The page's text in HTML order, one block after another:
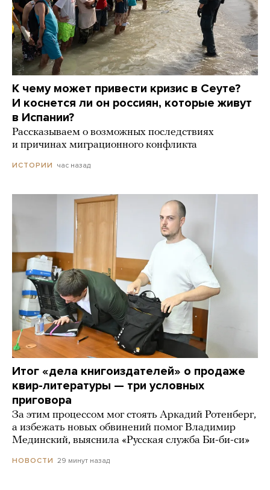
К чему может привести кризис в Сеуте?
И коснется ли он россиян, которые живут
в Испании?
Рассказываем о возможных последствиях
и причинах миграционного конфликта
ИСТОРИИ час назад
Итог «дела книгоиздателей» о продаже
квир-литературы — три условных
приговора
За этим процессом мог стоять Аркадий Ротенберг,
а избежать новых обвинений помог Владимир
Мединский, выяснила «Русская служба Би-би-си»
НОВОСТИ 29 минут назад